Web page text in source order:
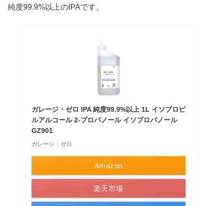
純度99.9%以上のIPAです。
ガレージ・ゼロ IPA 純度99.9%以上 1L イソプロピ
ルアルコール 2-プロパノール イソプロパノール
GZ901
ガレージ・ゼロ
Amazon
楽天市場